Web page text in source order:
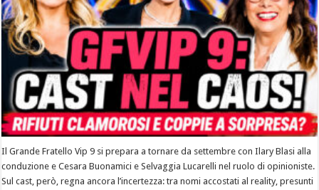
Il Grande Fratello Vip 9 si prepara a tornare da settembre con Ilary Blasi alla
conduzione e Cesara Buonamici e Selvaggia Lucarelli nel ruolo di opinioniste.
Sul cast, però, regna ancora l’incertezza: tra nomi accostati al reality, presunti